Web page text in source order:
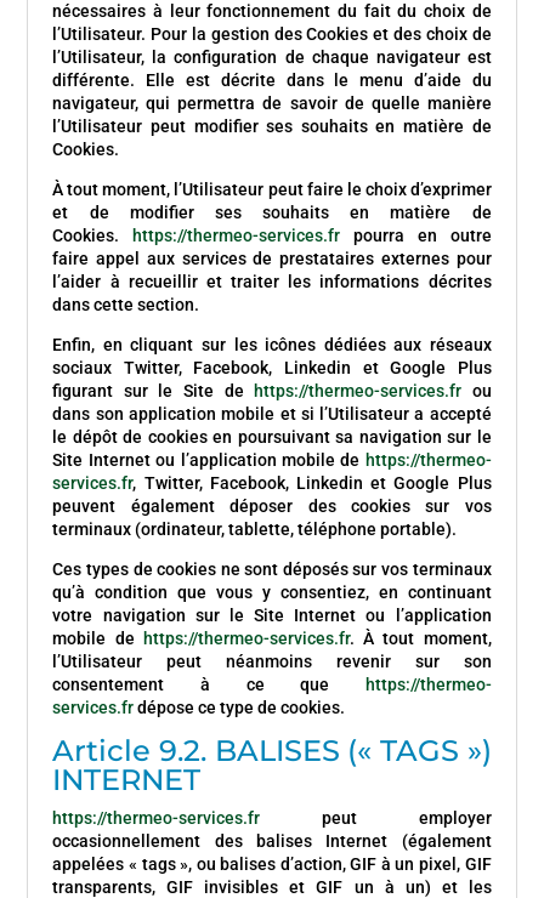
nécessaires à leur fonctionnement du fait du choix de
l’Utilisateur. Pour la gestion des Cookies et des choix de
l’Utilisateur, la configuration de chaque navigateur est
différente. Elle est décrite dans le menu d’aide du
navigateur, qui permettra de savoir de quelle manière
l’Utilisateur peut modifier ses souhaits en matière de
Cookies.
À tout moment, l’Utilisateur peut faire le choix d’exprimer
et de modifier ses souhaits en matière de
Cookies.
https://thermeo-services.fr
pourra en outre
faire appel aux services de prestataires externes pour
l’aider à recueillir et traiter les informations décrites
dans cette section.
Enfin, en cliquant sur les icônes dédiées aux réseaux
sociaux Twitter, Facebook, Linkedin et Google Plus
figurant sur le Site de
https://thermeo-services.fr ou
dans son application mobile et si l’Utilisateur a accepté
le dépôt de cookies en poursuivant sa navigation sur le
Site Internet ou l’application mobile de https://thermeo-
services.fr, Twitter, Facebook, Linkedin et Google Plus
peuvent également déposer des cookies sur vos
terminaux (ordinateur, tablette, téléphone portable).
Ces types de cookies ne sont déposés sur vos terminaux
qu’à condition que vous y consentiez, en continuant
votre navigation sur le Site Internet ou l’application
mobile de
https://thermeo-services.fr. À tout moment,
l’Utilisateur peut néanmoins revenir sur son
consentement à ce que
https://thermeo-
services.fr dépose ce type de cookies.
Article 9.2. BALISES (« TAGS »)
INTERNET
https://thermeo-services.fr
peut employer
occasionnellement des balises Internet (également
appelées « tags », ou balises d’action, GIF à un pixel, GIF
transparents, GIF invisibles et GIF un à un) et les